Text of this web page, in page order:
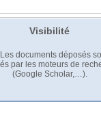
Visibilité
documents déposés
par les moteurs de
(Google Scholar,…).